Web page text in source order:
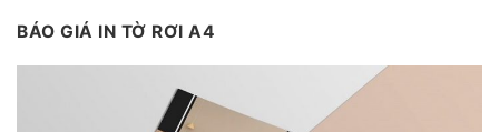
BÁO GIÁ IN TỜ RƠI A4